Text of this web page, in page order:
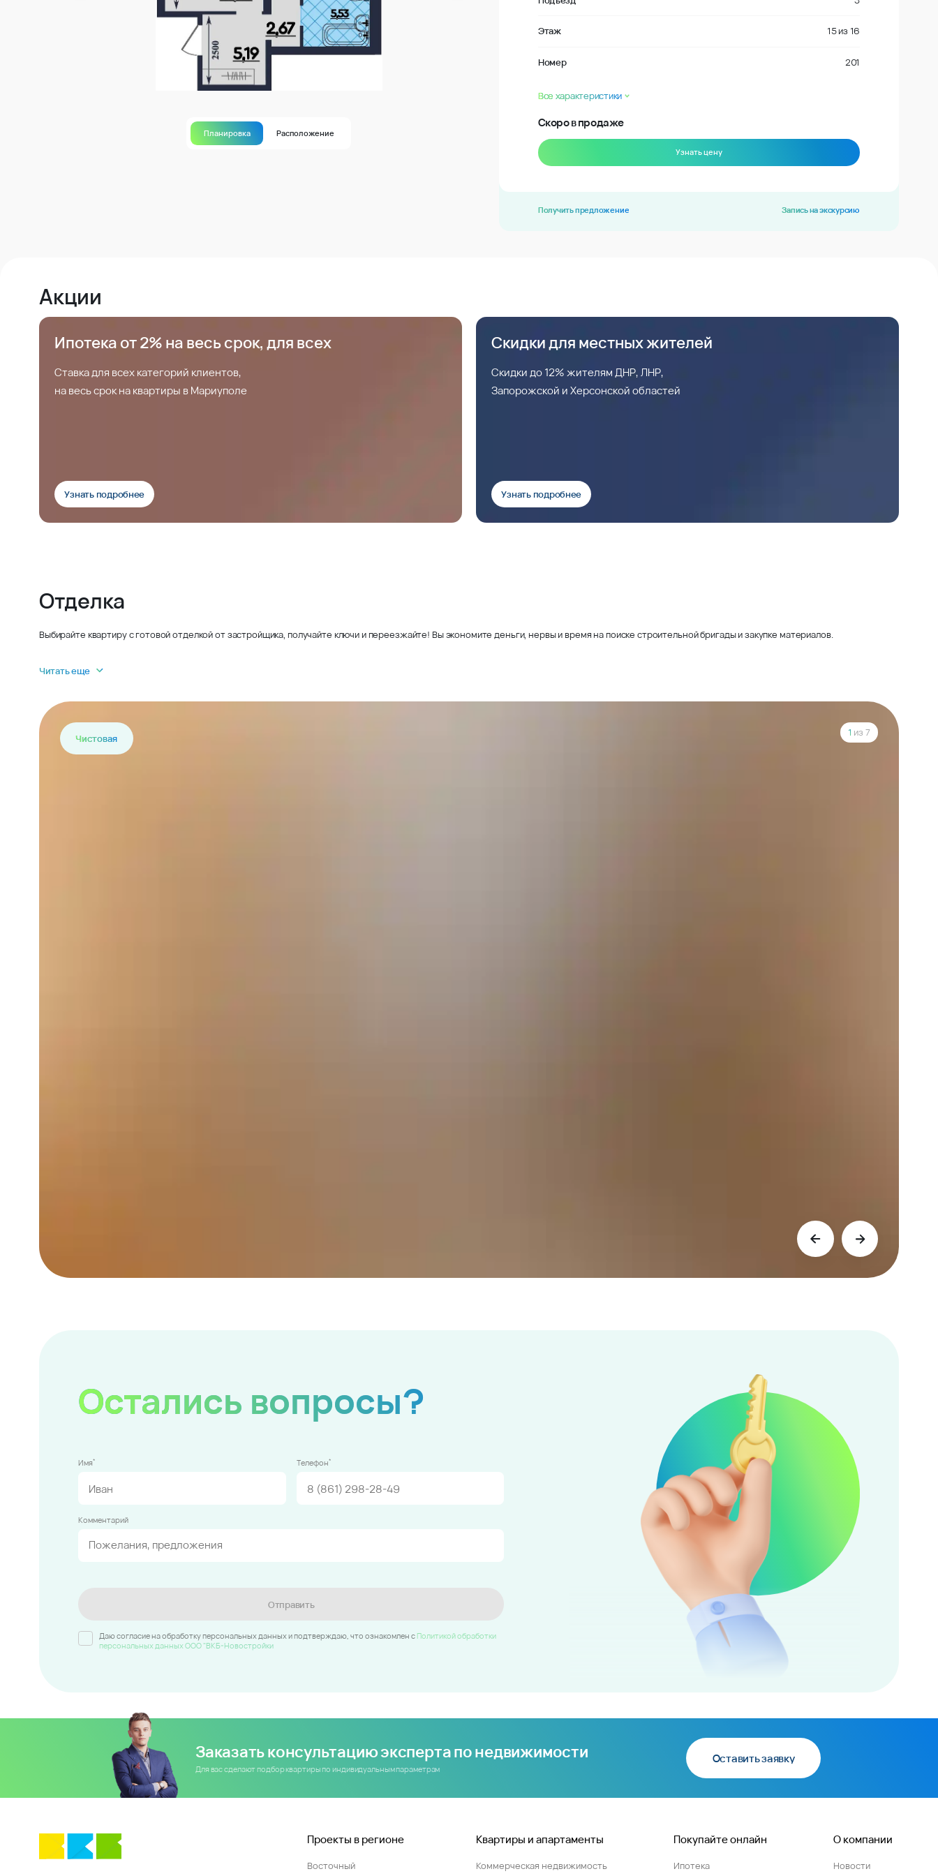
Планировка Расположение
Этаж 15из 16
Номер 201
Все характеристики
Скоро в продаже
Узнать цену
Получить предложение Запись на экскурсию
Акции
Ипотека от 2% на весь срок, для всех
Ставка для всех категорий клиентов,
на весь срок на квартиры в Мариуполе
Узнать подробнее
Скидки для местных жителей
Скидки до 12% жителям ДНР, ЛНР,
Запорожской и Херсонской областей
Узнать подробнее
Отделка
Выбирайте квартиру с готовой отделкой от застройщика, получайте ключи и переезжайте! Вы экономите деньги, нервы и время на поиске строительной бригады и закупке материалов.
Читать еще
Чистовая
1 из 7
Остались вопросы?
Имя* Телефон*
Комментарий
Отправить
Даю согласие на обработку персональных данных и подтверждаю, что ознакомлен c Политикой обработки
персональных данных ООО "ВКБ-Новостройки
Заказать консультацию эксперта по недвижимости
Для вас сделают подбор квартиры по индивидуальным параметрам
Оставить заявку
Проекты в регионе
Восточный
Квартиры и апартаменты
Коммерческая недвижимость
Покупайте онлайн
Ипотека
О компании
Новости